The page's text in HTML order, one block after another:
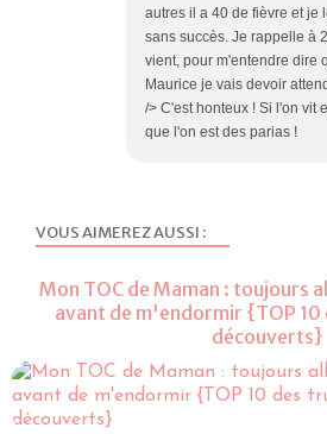
autres il a 40 de fièvre et je
sans succès. Je rappelle à
vient, pour m'entendre dire
Maurice je vais devoir
/> C'est honteux ! Si l'on vit
que l'on est des parias !
VOUS AIMEREZ AUSSI :
Mon TOC de Maman : toujours
avant de m'endormir {TOP 10
découverts}